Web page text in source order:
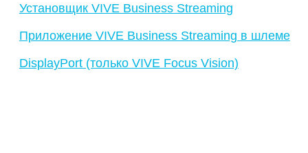
Установщик VIVE Business Streaming
Приложение VIVE Business Streaming в шлеме
DisplayPort (только VIVE Focus Vision)